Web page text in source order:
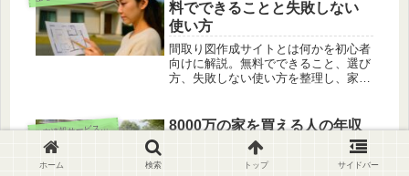
料でできることと失敗しない
使い方
間取り図作成サイトとは何かを初心者
向けに解説。無料でできること、選び
方、失敗しない使い方を整理し、家づ
住
宅情報サービス・相談
8000万の家を買える人の年収
を試算｜返済負担率で見落と
ホーム 検索 トップ サイドバー